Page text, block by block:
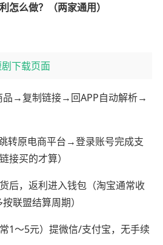
怎么做？（两家通用）
下载页面
品→复制链接→回APP自动解析→
转原电商平台→登录账号完成支
接买的才算）
后，返利进入钱包（淘宝通常收
联盟结算周期）
1～5元）提微信/支付宝，无手续